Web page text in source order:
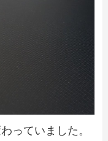
っていました。